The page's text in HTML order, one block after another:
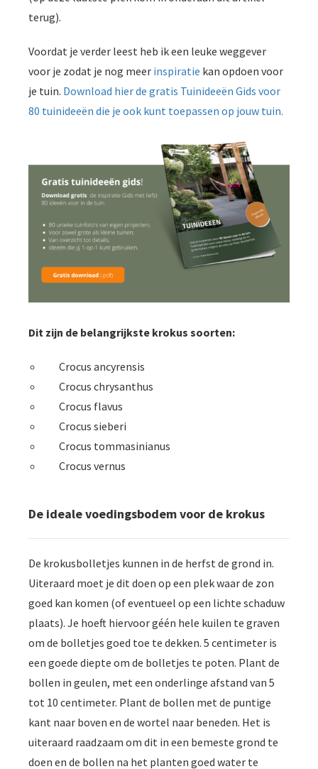
terug).
Voordat je verder leest heb ik een leuke weggever
voor je zodat je nog meer inspiratie kan opdoen voor
je tuin. Download hier de gratis Tuinideeën Gids voor
80 tuinideeën die je ook kunt toepassen op jouw tuin.
Dit zijn de belangrijkste krokus soorten:
Crocus ancyrensis
Crocus chrysanthus
Crocus flavus
Crocus sieberi
Crocus tommasinianus
Crocus vernus
De ideale voedingsbodem voor de krokus
De krokusbolletjes kunnen in de herfst de grond in.
Uiteraard moet je dit doen op een plek waar de zon
goed kan komen (of eventueel op een lichte schaduw
plaats). Je hoeft hiervoor géén hele kuilen te graven
om de bolletjes goed toe te dekken. 5 centimeter is
een goede diepte om de bolletjes te poten. Plant de
bollen in geulen, met een onderlinge afstand van 5
tot 10 centimeter. Plant de bollen met de puntige
kant naar boven en de wortel naar beneden. Het is
uiteraard raadzaam om dit in een bemeste grond te
doen en de bollen na het planten goed water te